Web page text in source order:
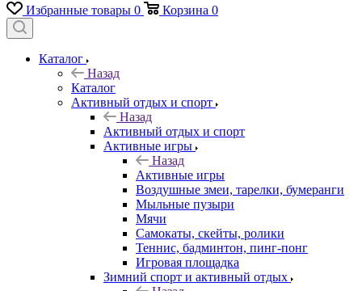
Избранные товары 0 Корзина 0
Каталог
Назад
Каталог
Активный отдых и спорт
Назад
Активный отдых и спорт
Активные игры
Назад
Активные игры
Воздушные змеи, тарелки, бумеранги
Мыльные пузыри
Мячи
Самокаты, скейты, ролики
Теннис, бадминтон, пинг-понг
Игровая площадка
Зимний спорт и активный отдых